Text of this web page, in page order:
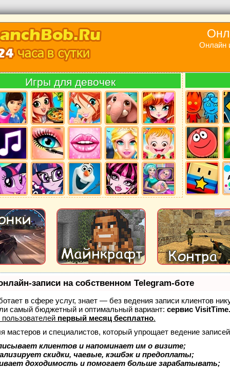
Онлайн
Игры для девочек
записи на собственном Telegram-боте
в сфере услуг, знает — без ведения записи клиентов
самый бюджетный и оптимальный вариант: сервис VisitTime.
первый месяц бесплатно.
мастеров и специалистов, который упрощает ведение
клиентов и напоминает им о визите;
скидки, чаевые, кэшбэк и предоплаты;
доходимость и помогает больше зарабатывать;